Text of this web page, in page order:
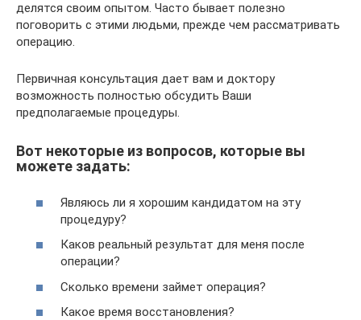
делятся своим опытом. Часто бывает полезно
поговорить с этими людьми, прежде чем рассматривать
операцию.
Первичная консультация дает вам и доктору
возможность полностью обсудить Ваши
предполагаемые процедуры.
Вот некоторые из вопросов, которые вы
можете задать:
Являюсь ли я хорошим кандидатом на эту
процедуру?
Каков реальный результат для меня после
операции?
Сколько времени займет операция?
Какое время восстановления?